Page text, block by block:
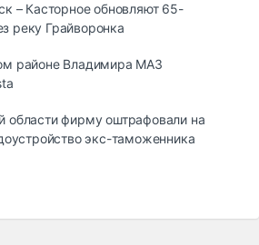
– Касторное обновляют 65-
реку Грайворонка
районе Владимира МАЗ
области фирму оштрафовали на
экс-таможенника